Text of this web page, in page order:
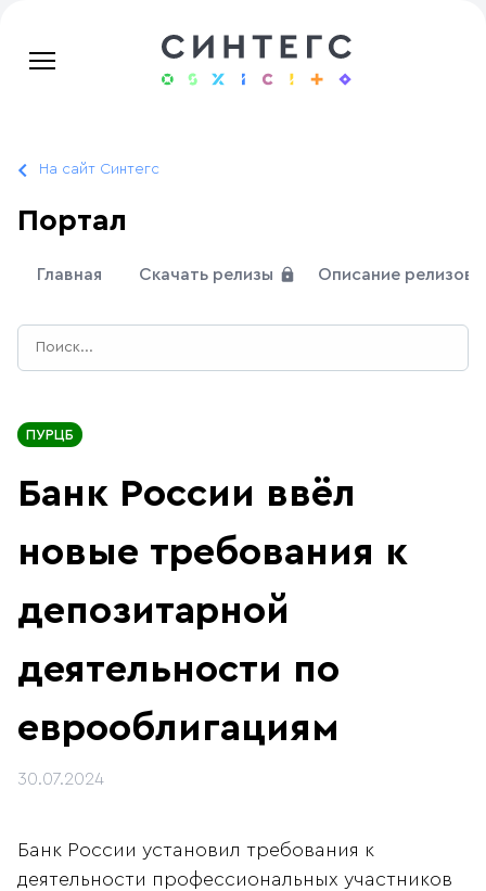
На сайт Синтегс
Портал
Главная Скачать релизы Описание релизов
ПУРЦБ
Банк России ввёл
новые требования к
депозитарной
деятельности по
еврооблигациям
30.07.2024
Банк России установил требования к
деятельности профессиональных участников